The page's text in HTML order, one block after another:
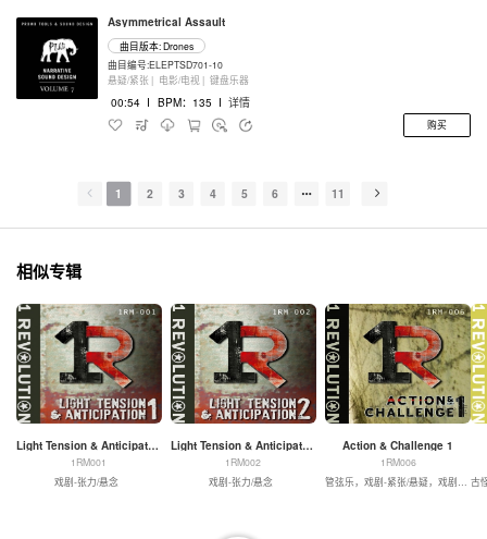
Asymmetrical Assault
曲目版本: Drones
曲目编号:ELEPTSD701-10
悬疑/紧张 | 电影/电视 | 键盘乐器
00:54 I BPM：135 I 详情
购买
1 2 3 4 5 6 11
相似专辑
Light Tension & Anticipation 1
1RM001
戏剧-张力/悬念
Light Tension & Anticipation 2
1RM002
戏剧-张力/悬念
Action & Challenge 1
1RM006
古